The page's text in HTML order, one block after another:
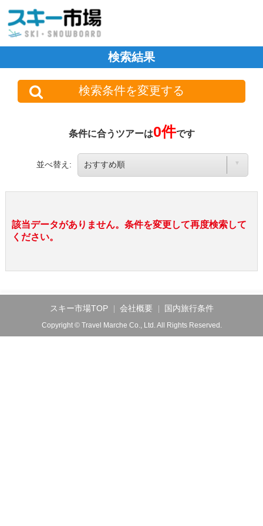
検索結果
検索条件を変更する
条件に合うツアーは0件です
並べ替え:
該当データがありません。条件を変更して再度検索して
ください。
スキー市場TOP 会社概要 国内旅行条件
Copyright © Travel Marche Co., Ltd. All Rights Reserved.